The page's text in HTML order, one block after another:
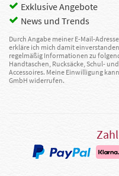
Exklusive Angebote
News und Trends
Durch Angabe meiner E-Mail-
erkläre ich mich damit
regelmäßig Informationen zu
Handtaschen, Rucksäcke, Schul-
Accessoires. Meine Einwilligung
GmbH widerrufen.